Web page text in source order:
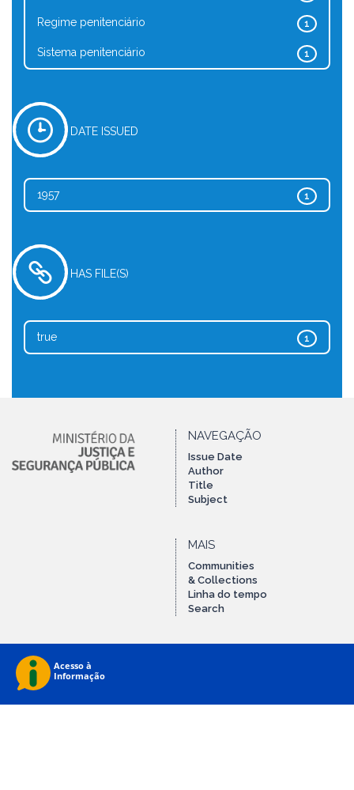
1
Regime penitenciário
1
Sistema penitenciário
DATE ISSUED
1
1957
HAS FILE(S)
1
true
NAVEGAÇÃO
Issue Date
Author
Title
Subject
MAIS
Communities
& Collections
Linha do tempo
Search